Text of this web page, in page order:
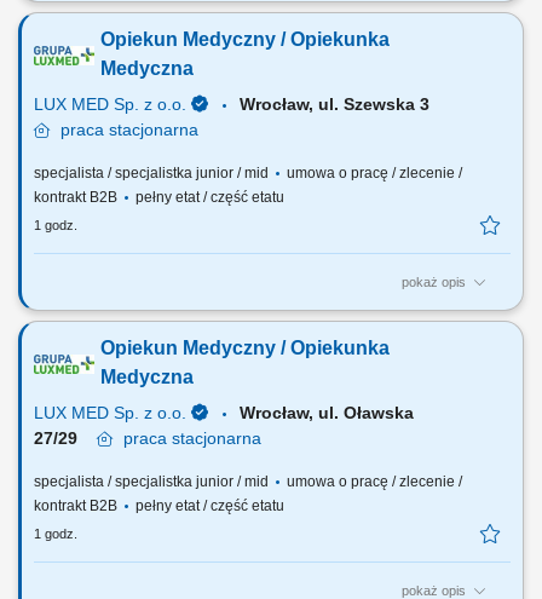
opiekuna medycznego - do współpracy zapraszamy osoby, które
ukończyły szkołę i uzyskały dyplom po 1 września 2021 roku lub
Opiekun Medyczny / Opiekunka
Medyczna
LUX MED Sp. z o.o.
Wrocław, ul. Szewska 3
praca stacjonarna
specjalista / specjalistka junior / mid
umowa o pracę / zlecenie /
kontrakt B2B
pełny etat / część etatu
1 godz.
pokaż opis
Nasze oczekiwania wobec Ciebie: wykształcenie min. średnie;
opiekuna medycznego - do współpracy zapraszamy osoby, które
ukończyły szkołę i uzyskały dyplom po 1 września 2021 roku lub
Opiekun Medyczny / Opiekunka
Medyczna
LUX MED Sp. z o.o.
Wrocław, ul. Oławska
27/29
praca stacjonarna
specjalista / specjalistka junior / mid
umowa o pracę / zlecenie /
kontrakt B2B
pełny etat / część etatu
1 godz.
pokaż opis